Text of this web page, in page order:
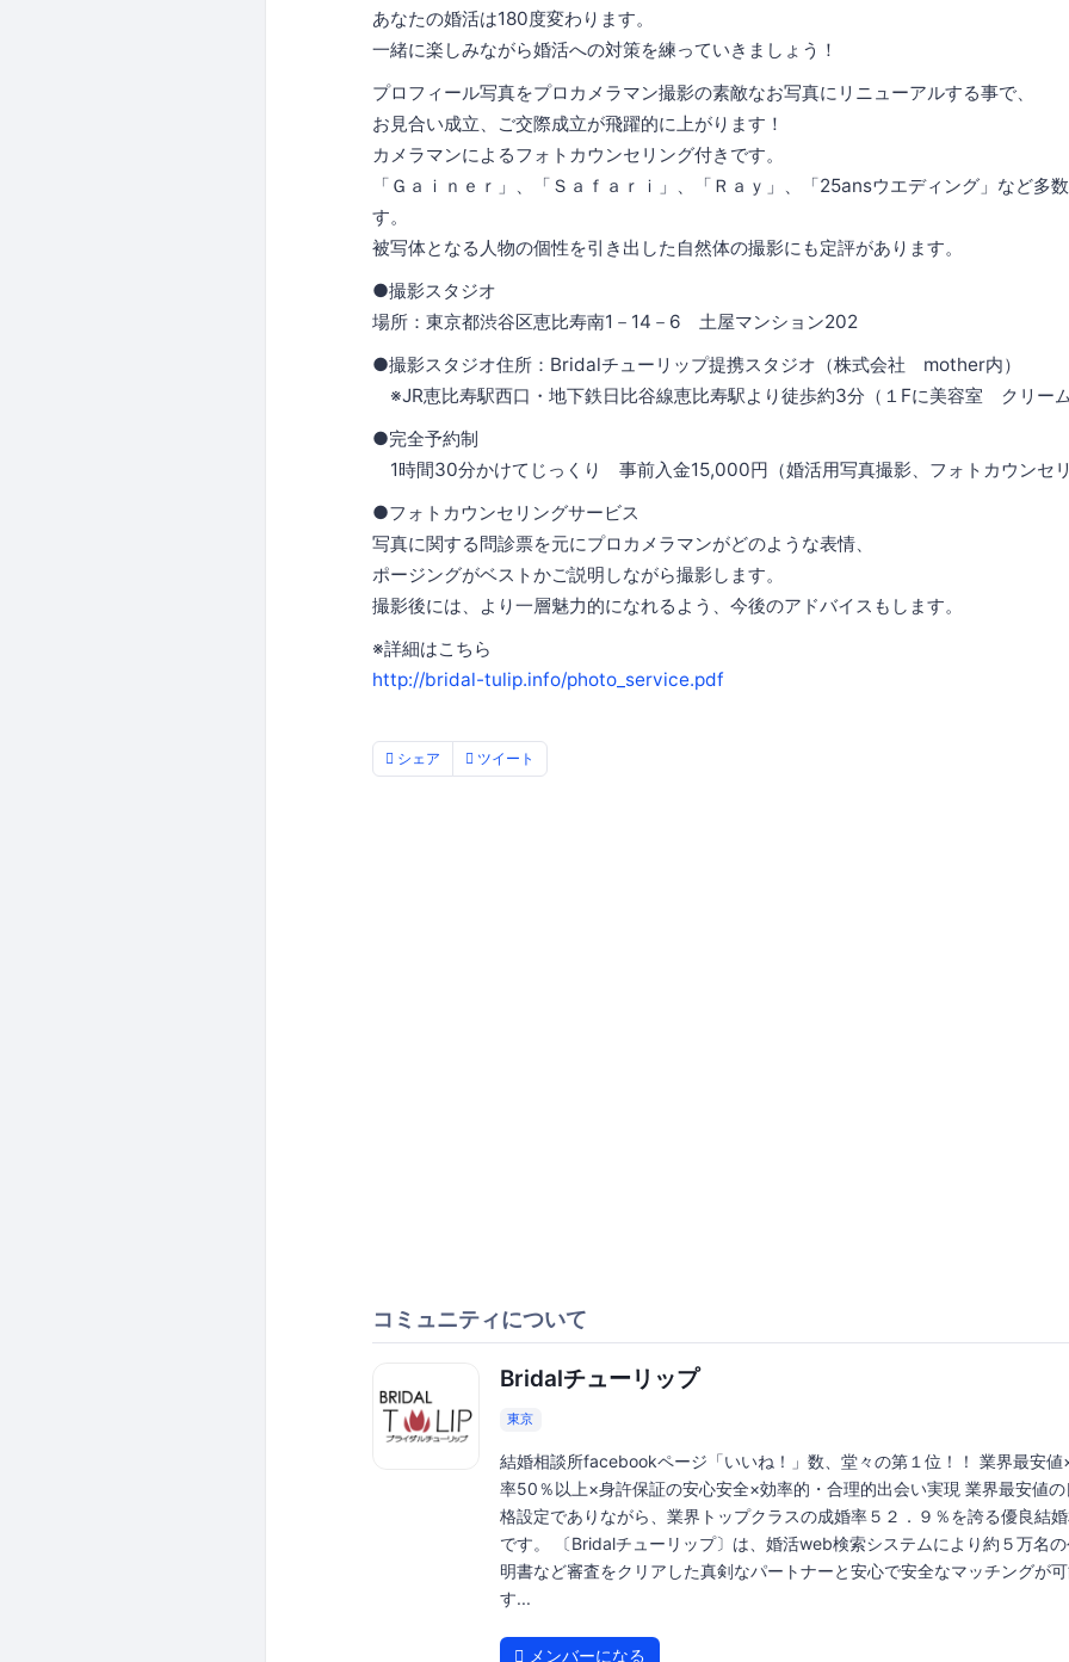
あなたの婚活は180度変わります。
一緒に楽しみながら婚活への対策を練っていきましょう！
プロフィール写真をプロカメラマン撮影の素敵なお写真にリニューアルする事で、
お見合い成立、ご交際成立が飛躍的に上がります！
カメラマンによるフォトカウンセリング付きです。
「Ｇａｉｎｅｒ」、「Ｓａｆａｒｉ」、「Ｒａｙ」、「25ansウエディング」など多
す。
被写体となる人物の個性を引き出した自然体の撮影にも定評があります。
●撮影スタジオ
場所：東京都渋谷区恵比寿南1－14－6 土屋マンション202
●撮影スタジオ住所：Bridalチューリップ提携スタジオ（株式会社 mother内）
※JR恵比寿駅西口・地下鉄日比谷線恵比寿駅より徒歩約3分（１Fに美容室 クリーム
●完全予約制
1時間30分かけてじっくり 事前入金15,000円（婚活用写真撮影、フォトカウンセリ
●フォトカウンセリングサービス
写真に関する問診票を元にプロカメラマンがどのような表情、
ポージングがベストかご説明しながら撮影します。
撮影後には、より一層魅力的になれるよう、今後のアドバイスもします。
※詳細はこちら
http://bridal-tulip.info/photo_service.pdf
シェア ツイート
コミュニティについて
Bridalチューリップ
東京
結婚相談所facebookページ「いいね！」数、堂々の第１位！！ 業界最安値
率50％以上×身許保証の安心安全×効率的・合理的出会い実現 業界最安値の
格設定でありながら、業界トップクラスの成婚率５２．９％を誇る優良結
です。 〔Bridalチューリップ〕は、婚活web検索システムにより約５万名
明書など審査をクリアした真剣なパートナーと安心で安全なマッチングが
す...
メンバーになる